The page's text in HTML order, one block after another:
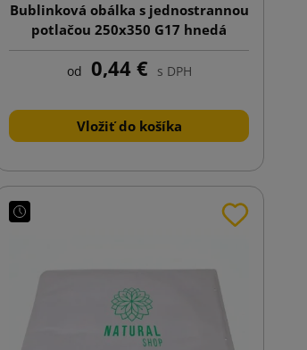
Bublinková obálka s jednostrannou
potlačou 250x350 G17 hnedá
od 0,44 € s DPH
Vložiť do košíka